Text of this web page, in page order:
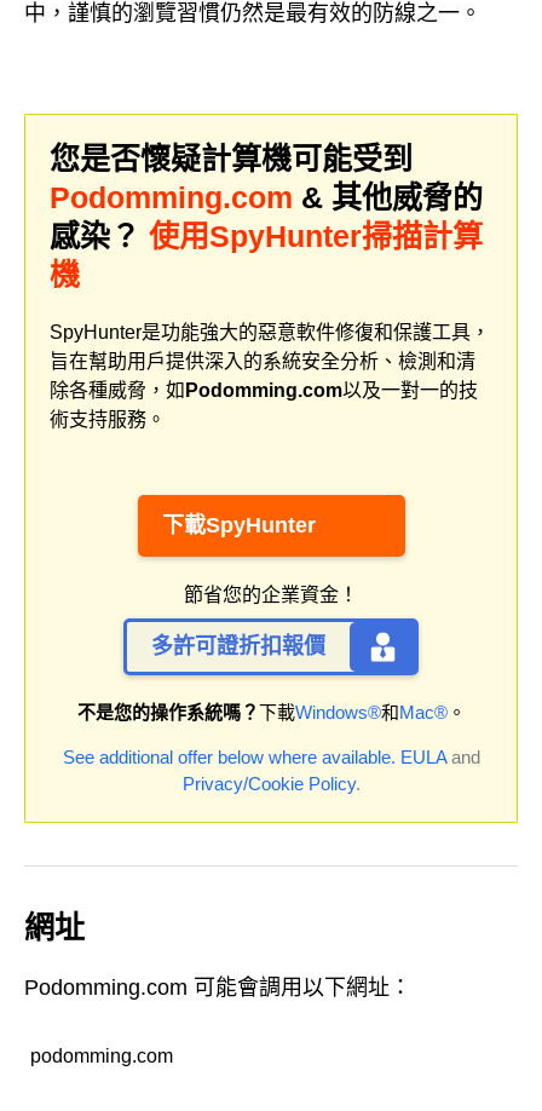
中，謹慎的瀏覽習慣仍然是最有效的防線之一。
您是否懷疑計算機可能受到
Podomming.com & 其他威脅的
感染？ 使用SpyHunter掃描計算
機
SpyHunter是功能強大的惡意軟件修復和保護工具，
旨在幫助用戶提供深入的系統安全分析、檢測和清
除各種威脅，如 Podomming.com以及一對一的技
術支持服務。
下載SpyHunter
節省您的企業資金！
多許可證折扣報價
不是您的操作系統嗎？下載Windows®和Mac®。
See additional offer below where available. EULAand
Privacy/Cookie Policy.
網址
Podomming.com 可能會調用以下網址：
podomming.com